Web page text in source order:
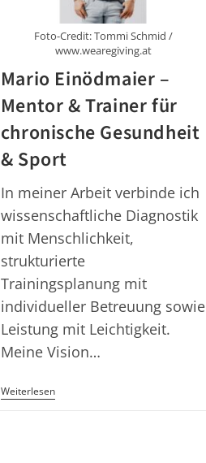
Foto-Credit: Tommi Schmid /
www.wearegiving.at
Mario Einödmaier –
Mentor & Trainer für
chronische Gesundheit
& Sport
In meiner Arbeit verbinde ich
wissenschaftliche Diagnostik
mit Menschlichkeit,
strukturierte
Trainingsplanung mit
individueller Betreuung sowie
Leistung mit Leichtigkeit.
Meine Vision…
WeiterlesenMario
Einödmaier